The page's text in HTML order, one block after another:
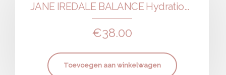
JANE IREDALE BALANCE Hydration Spray
€38.00
Toevoegen aan winkelwagen